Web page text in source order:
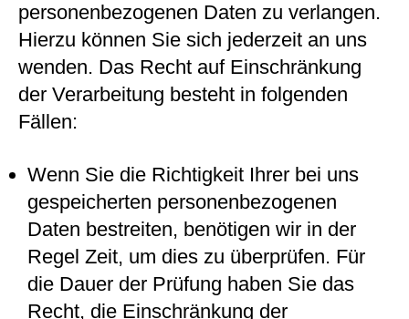
personenbezogenen Daten zu verlangen.
Hierzu können Sie sich jederzeit an uns
wenden. Das Recht auf Einschränkung
der Verarbeitung besteht in folgenden
Fällen:
Wenn Sie die Richtigkeit Ihrer bei uns
gespeicherten personenbezogenen
Daten bestreiten, benötigen wir in der
Regel Zeit, um dies zu überprüfen. Für
die Dauer der Prüfung haben Sie das
Recht, die Einschränkung der